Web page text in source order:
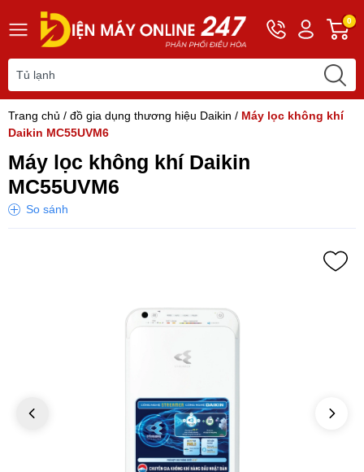
Hotline
0243
Tài
khoản
Khách
0
Trang chủ / đồ gia dụng thương hiệu Daikin / Máy lọc không khí
Daikin MC55UVM6
Máy lọc không khí Daikin
MC55UVM6
So sánh